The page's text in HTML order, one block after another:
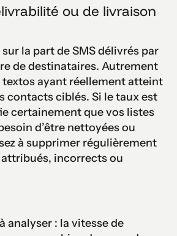
ou de livraison
la part de SMS délivrés par
de destinataires. Autrement
ayant réellement atteint
contacts ciblés. Si le taux est
certainement que vos listes
d’être nettoyées ou
à supprimer régulièrement
incorrects ou
analyser : la vitesse de